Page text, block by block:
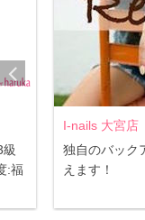
:福
I-nails 大宮店
独自のバック
えます！